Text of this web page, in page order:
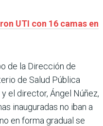
UTI con 16 camas en
de la Dirección de
de Salud Pública
el director, Ángel Núñez,
inauguradas no iban a
en forma gradual se